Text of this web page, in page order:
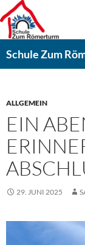
Zum
Inhalt
springen
Schule Zum
ALLGEMEIN
EIN
29. JUNI 2025